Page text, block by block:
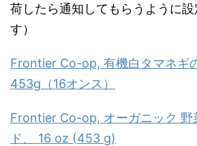
荷したら通知してもらうように
す）
Frontier Co-op, 有機白タマネギ
453g（16オンス）
Frontier Co-op, オーガニック 野
ド、 16 oz (453 g)